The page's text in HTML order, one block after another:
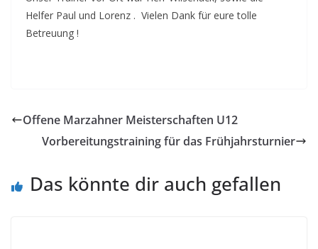
Helfer Paul und Lorenz . Vielen Dank für eure tolle
Betreuung !
Offene Marzahner Meisterschaften U12
Vorbereitungstraining für das Frühjahrsturnier
Das könnte dir auch gefallen